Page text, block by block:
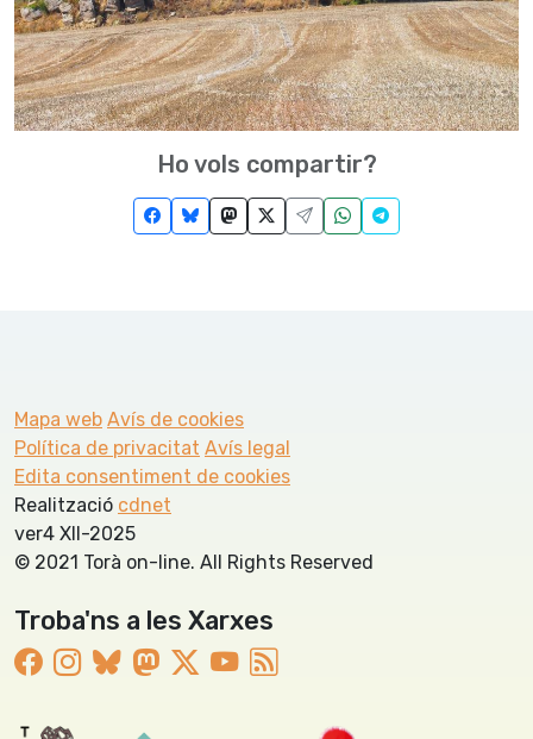
Ho vols compartir?
Mapa web Avís de cookies
Política de privacitat Avís legal
Edita consentiment de cookies
Realització cdnet
ver4 XII-2025
© 2021 Torà on-line. All Rights Reserved
Troba'ns a les Xarxes